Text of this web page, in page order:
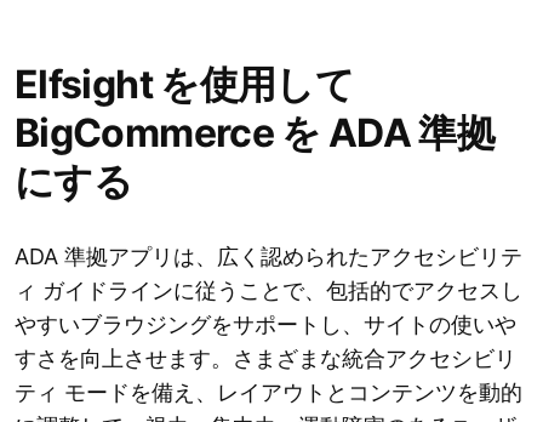
Elfsight を使用して
BigCommerce を ADA 準拠
にする
ADA 準拠アプリは、広く認められたアクセシビリテ
ィ ガイドラインに従うことで、包括的でアクセスし
やすいブラウジングをサポートし、サイトの使いや
すさを向上させます。さまざまな統合アクセシビリ
ティ モードを備え、レイアウトとコンテンツを動的